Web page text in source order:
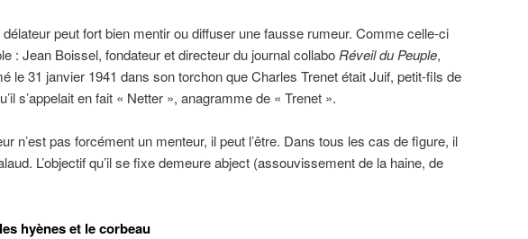
peut fort bien mentir ou diffuser une fausse rumeur. Comme celle-ci
: Jean Boissel, fondateur et directeur du journal collabo Réveil du Peuple,
le 31 janvier 1941 dans son torchon que Charles Trenet était Juif, petit-fils de
s’appelait en fait « Netter », anagramme de « Trenet ».
n’est pas forcément un menteur, il peut l’être. Dans tous les cas de figure, il
L’objectif qu’il se fixe demeure abject (assouvissement de la haine, de
hyènes et le corbeau